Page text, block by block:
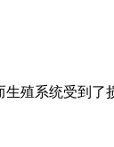
殖系统受到